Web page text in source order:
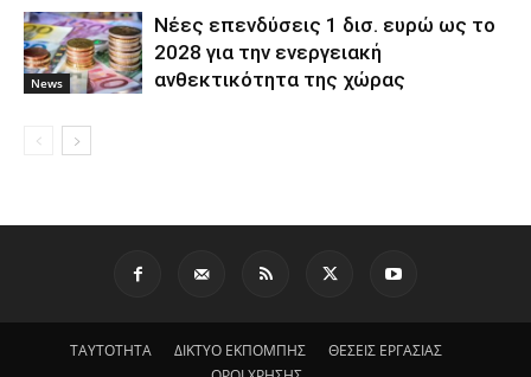
News
Νέες επενδύσεις 1 δισ. ευρώ ως το
2028 για την ενεργειακή
ανθεκτικότητα της χώρας
ΤΑΥΤΟΤΗΤΑ ΔΙΚΤΥΟ ΕΚΠΟΜΠΗΣ
ΘΕΣΕΙΣ ΕΡΓΑΣΙΑΣ